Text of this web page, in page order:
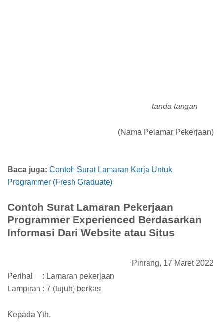
tanda tangan
(Nama Pelamar Pekerjaan)
Baca juga: Contoh Surat Lamaran Kerja Untuk
Programmer (Fresh Graduate)
Contoh Surat Lamaran Pekerjaan
Programmer Experienced Berdasarkan
Informasi Dari Website atau Situs
Pinrang, 17 Maret 2022
Perihal
: Lamaran pekerjaan
Lampiran : 7 (tujuh) berkas
Kepada Yth.